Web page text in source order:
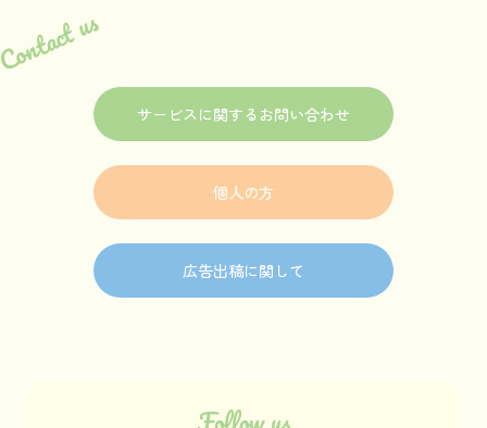
us
サービスに関するお問い合わせ
個人の方
広告出稿に関して